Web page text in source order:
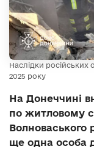
Наслідки російських
2025 року
На Донеччині
по житловому
Волноваського
ще одна особа